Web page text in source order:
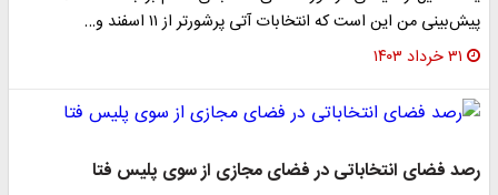
پیش‌بینی من این است که انتخابات آتی پرشورتر از ۱۱ اسفند و…
۳۱ خرداد ۱۴۰۳
رصد فضای انتخاباتی در فضای مجازی از سوی پلیس فتا